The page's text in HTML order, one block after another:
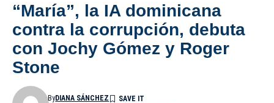
“María”, la IA dominicana
contra la corrupción, debuta
con Jochy Gómez y Roger
Stone
ByDIANA SÁNCHEZ